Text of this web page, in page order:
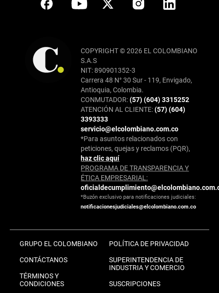
COPYRIGHT © 2026 EL COLOMBIANO
S.A.S
NIT: 890901352-3
Carrera 48 N° 30 Sur - 119, Envigado,
Antioquia, Colombia.
CONMUTADOR:(57) (604) 3315252
ATENCIÓN AL CLIENTE:(57) (604)
3393333
servicio@elcolombiano.com.co
*Para asuntos relacionados con
peticiones, quejas y reclamos (PQR),
haz clic aquí
PROGRAMA DE TRANSPARENCIA Y
ÉTICA EMPRESARIAL:
*Buzón exclusivo para notificaciones judiciales:
notificacionesjudiciales@elcolombiano.com.co
GRUPO EL COLOMBIANO
CONTÁCTANOS
TÉRMINOS Y
CONDICIONES
POLÍTICA DE PRIVACIDAD
SUPERINTENDENCIA DE
INDUSTRIA Y COMERCIO
SUSCRIPCIONES